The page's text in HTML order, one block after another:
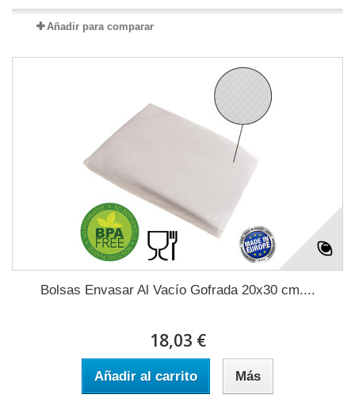
Añadir para comparar
Bolsas Envasar Al Vacío Gofrada 20x30 cm....
18,03 €
Añadir al carrito Más